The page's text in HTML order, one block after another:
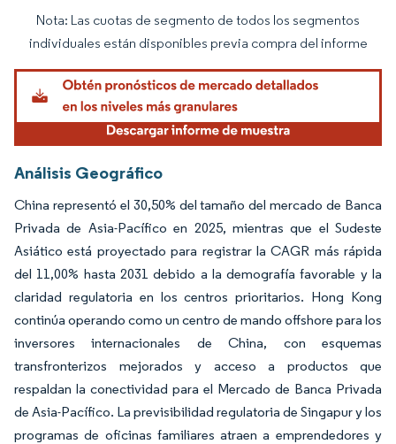
Imagen © Mordor Intelligence. El uso requiere atribución según CC BY 4.0.
Nota: Las cuotas de segmento de todos los segmentos
individuales están disponibles previa compra del informe
Análisis Geográfico
China representó el 30,50% del tamaño del mercado de Banca
Privada de Asia-Pacífico en 2025, mientras que el Sudeste
Asiático está proyectado para registrar la CAGR más rápida
del 11,00% hasta 2031 debido a la demografía favorable y la
claridad regulatoria en los centros prioritarios. Hong Kong
continúa operando como un centro de mando offshore para los
inversores internacionales de China, con esquemas
transfronterizos mejorados y acceso a productos que
respaldan la conectividad para el Mercado de Banca Privada
de Asia-Pacífico. La previsibilidad regulatoria de Singapur y los
programas de oficinas familiares atraen a emprendedores y